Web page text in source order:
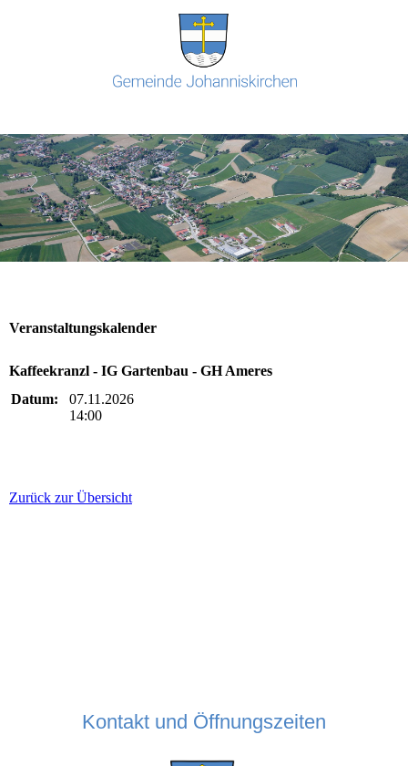
Veranstaltungskalender
Kaffeekranzl - IG Gartenbau - GH Ameres
Datum:
07.11.2026
14:00
Zurück zur Übersicht
Kontakt und Öffnungszeiten